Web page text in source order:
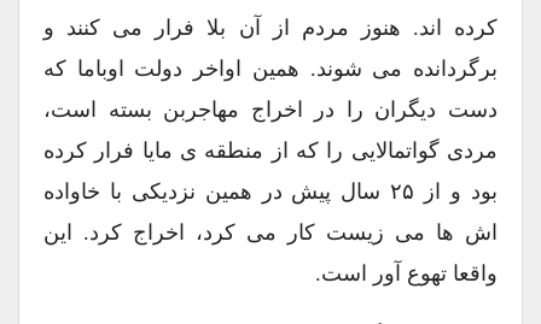
کرده اند. هنوز مردم از آن بلا فرار می کنند و
برگردانده می شوند. همین اواخر دولت اوباما که
دست دیگران را در اخراج مهاجربن بسته است،
مردی گواتمالایی را که از منطقه ی مایا فرار کرده
بود و از ۲۵ سال پیش در همین نزدیکی با خاواده
اش ها می زیست کار می کرد، اخراج کرد. این
واقعا تهوع آور است.